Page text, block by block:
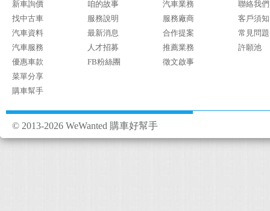
新車詢價
找中古車
汽車資料
汽車服務
優惠車款
菜單分享
購車幫手
咱的故事
服務說明
最新消息
人才招募
FB粉絲團
汽車業務
服務廠商
合作提案
推薦業務
徵文啟事
聯絡我們
客戶須知
常見問題
許願池
© 2013-2026 WeWanted 購車好幫手